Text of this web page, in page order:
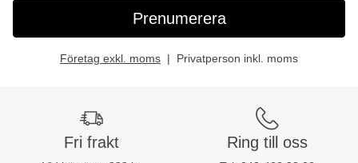
Prenumerera
Företag exkl. moms Privatperson inkl. moms
Fri frakt Ring till oss